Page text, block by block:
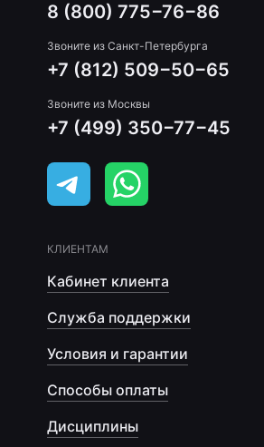
8 (800) 775−76−86
Звоните из Санкт-Петербурга
+7 (812) 509−50−65
Звоните из Москвы
+7 (499) 350−77−45
КЛИЕНТАМ
Кабинет клиента
Служба поддержки
Условия и гарантии
Способы оплаты
Дисциплины